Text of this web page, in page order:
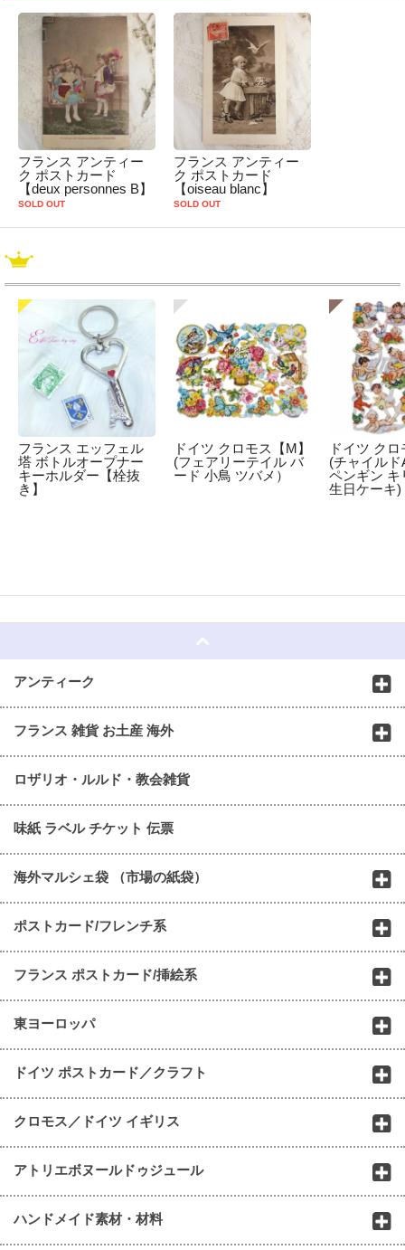
フランス アンティー
ク ポストカード
【deux personnes B】
SOLD OUT
フランス アンティー
ク ポストカード
【oiseau blanc】
SOLD OUT
フランス エッフェル
塔 ボトルオープナー
キーホルダー【栓抜
き】
ドイツ クロモス【M】
(フェアリーテイル バ
ード 小鳥 ツバメ）
ドイツ ク
(チャイルド
ペンギン キ
生日ケーキ)
アンティーク
フランス 雑貨 お土産 海外
ロザリオ・ルルド・教会雑貨
味紙 ラベル チケット 伝票
海外マルシェ袋 （市場の紙袋）
ポストカード/フレンチ系
フランス ポストカード/挿絵系
東ヨーロッパ
ドイツ ポストカード／クラフト
クロモス／ドイツ イギリス
アトリエボヌールドゥジュール
ハンドメイド素材・材料